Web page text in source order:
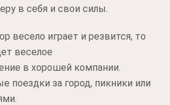
в себя и свои силы.
весело играет и резвится, то
веселое
в хорошей компании.
поездки за город, пикники или